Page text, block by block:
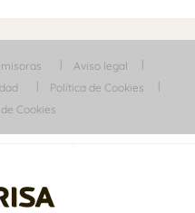
Aviso legal
Política de Cookies
Cookies